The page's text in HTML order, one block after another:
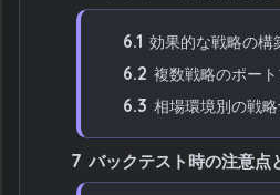
6.1 効果的な戦略の構
6.2 複数戦略のポー
6.3 相場環境別の戦略
7 バックテスト時の注意点